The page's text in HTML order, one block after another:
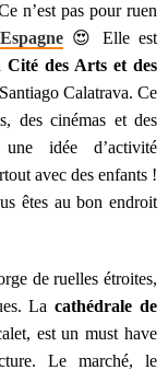
n’est pas pour ruen
😍 Elle est
Cité des Arts et des
Calatrava. Ce
des cinémas et des
une idée d’activité
avec des enfants !
êtes au bon endroit
de ruelles étroites,
Lacathédrale de
est un must have
Le marché, le